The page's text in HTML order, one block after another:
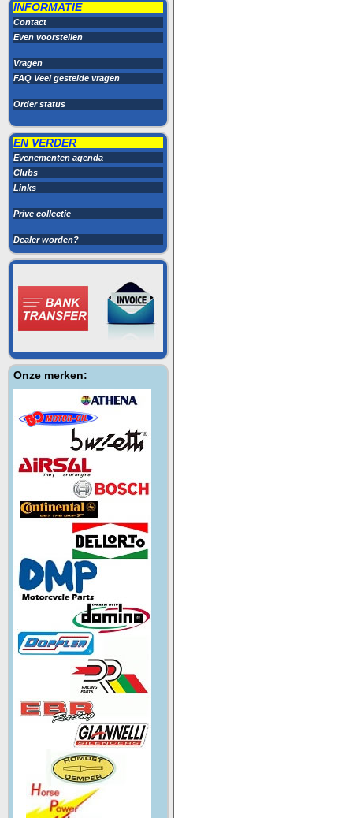
INFORMATIE
Contact
Even voorstellen
Vragen
FAQ Veel gestelde vragen
Order status
EN VERDER
Evenementen agenda
Clubs
Links
Prive collectie
Dealer worden?
Onze merken: